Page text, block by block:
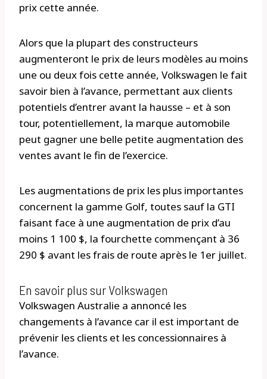
prix cette année.
Alors que la plupart des constructeurs
augmenteront le prix de leurs modèles au moins
une ou deux fois cette année, Volkswagen le fait
savoir bien à l’avance, permettant aux clients
potentiels d’entrer avant la hausse – et à son
tour, potentiellement, la marque automobile
peut gagner une belle petite augmentation des
ventes avant le fin de l’exercice.
Les augmentations de prix les plus importantes
concernent la gamme Golf, toutes sauf la GTI
faisant face à une augmentation de prix d’au
moins 1 100 $, la fourchette commençant à 36
290 $ avant les frais de route après le 1er juillet.
En savoir plus sur Volkswagen
Volkswagen Australie a annoncé les
changements à l’avance car il est important de
prévenir les clients et les concessionnaires à
l’avance.